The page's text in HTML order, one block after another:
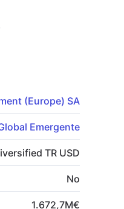
(Europe) SA
Emergente
TR USD
No
1.672,7M€